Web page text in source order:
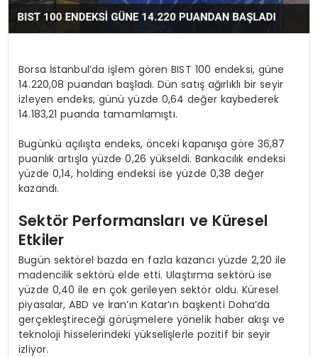
YAŞAM
Borsa İstanbul’da işlem gören BIST 100 endeksi, güne
14.220,08 puandan başladı. Dün satış ağırlıklı bir seyir
izleyen endeks, günü yüzde 0,64 değer kaybederek
14.183,21 puanda tamamlamıştı.
Bugünkü açılışta endeks, önceki kapanışa göre 36,87
puanlık artışla yüzde 0,26 yükseldi. Bankacılık endeksi
yüzde 0,14, holding endeksi ise yüzde 0,38 değer
kazandı.
Sektör Performansları ve Küresel
Etkiler
Bugün sektörel bazda en fazla kazancı yüzde 2,20 ile
madencilik sektörü elde etti. Ulaştırma sektörü ise
yüzde 0,40 ile en çok gerileyen sektör oldu. Küresel
piyasalar, ABD ve İran’ın Katar’ın başkenti Doha’da
gerçekleştireceği görüşmelere yönelik haber akışı ve
teknoloji hisselerindeki yükselişlerle pozitif bir seyir
izliyor.